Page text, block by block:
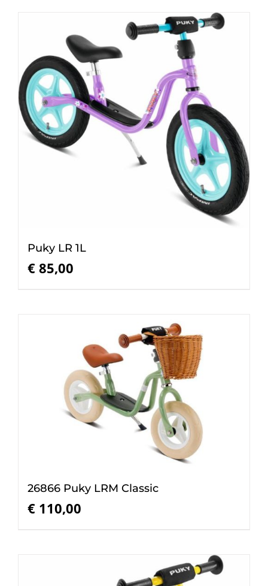
Puky LR 1L
€ 85,00
26866 Puky LRM Classic
€ 110,00